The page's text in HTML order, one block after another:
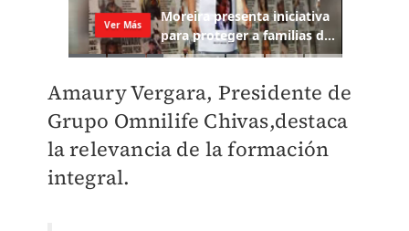
Amaury Vergara, Presidente de
Grupo Omnilife Chivas,destaca
la relevancia de la formación
integral.